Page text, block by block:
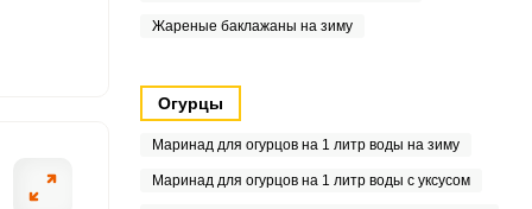
Жареные баклажаны на зиму
Огурцы
Маринад для огурцов на 1 литр воды на зиму
Маринад для огурцов на 1 литр воды с уксусом